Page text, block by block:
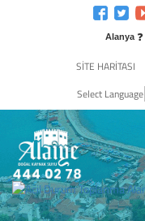
Alanya ❓
SİTE HARİTASI
Select Language